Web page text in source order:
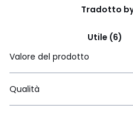
Tradotto
Utile (6)
Valore del prodotto
Qualità